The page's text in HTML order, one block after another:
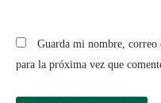
Guarda mi nombre, correo
para la próxima vez que